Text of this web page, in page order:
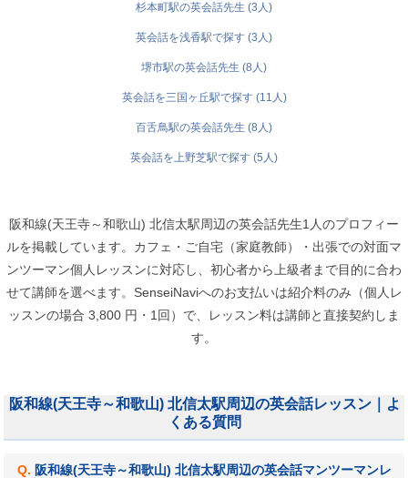
杉本町駅の英会話先生 (3人)
英会話を浅香駅で探す (3人)
堺市駅の英会話先生 (8人)
英会話を三国ヶ丘駅で探す (11人)
百舌鳥駅の英会話先生 (8人)
英会話を上野芝駅で探す (5人)
阪和線(天王寺～和歌山) 北信太駅周辺の英会話先生1人のプロフィー
ルを掲載しています。カフェ・ご自宅（家庭教師）・出張での対面マ
ンツーマン個人レッスンに対応し、初心者から上級者まで目的に合わ
せて講師を選べます。SenseiNaviへのお支払いは紹介料のみ（個人レ
ッスンの場合 3,800 円・1回）で、レッスン料は講師と直接契約しま
す。
阪和線(天王寺～和歌山) 北信太駅周辺の英会話レッスン｜よ
くある質問
阪和線(天王寺～和歌山) 北信太駅周辺の英会話マンツーマンレ